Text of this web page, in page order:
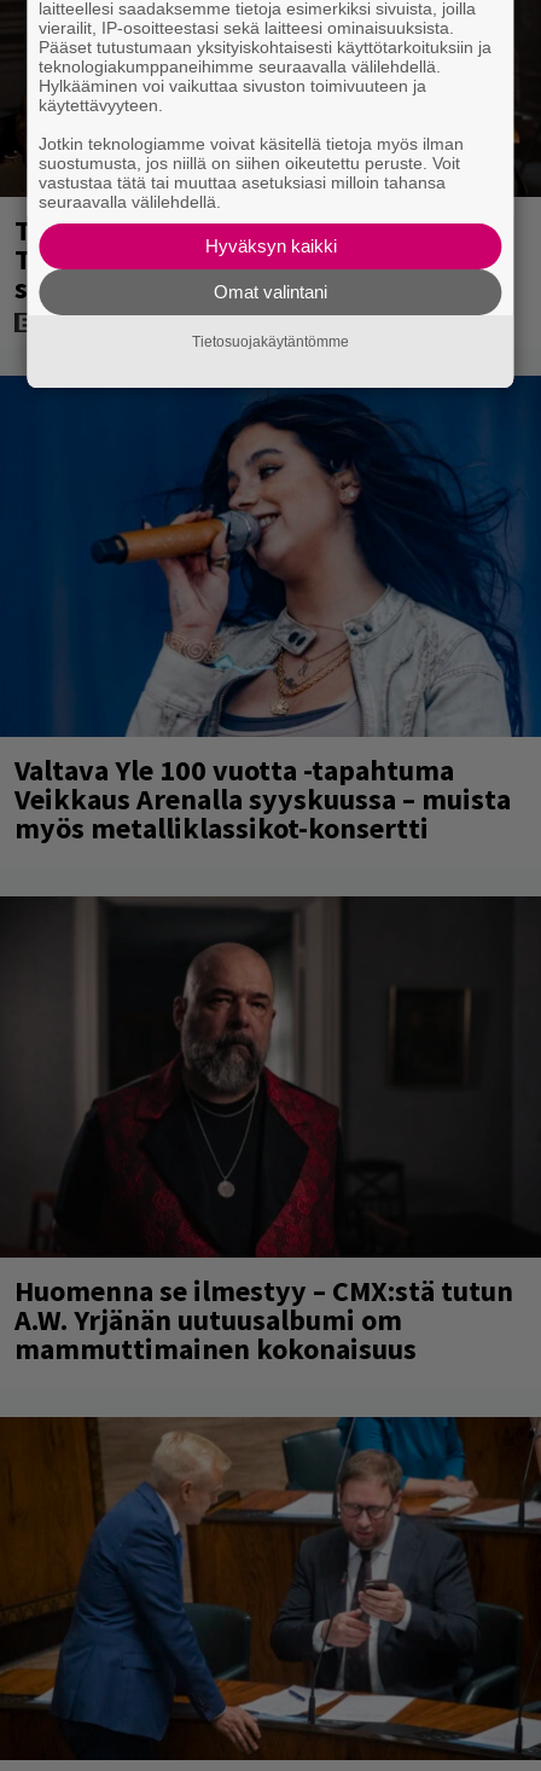
Tänään tv:ssä: Steven Spielbergin ja
Tom Cruisen kaveruus loppui 21 vuotta
sitten – Syynä Cruisen nolo käytös
Valtava Yle 100 vuotta -tapahtuma
Veikkaus Arenalla syyskuussa – muista
myös metalliklassikot-konsertti
Huomenna se ilmestyy – CMX:stä tutun
A.W. Yrjänän uutuusalbumi om
mammuttimainen kokonaisuus
laitteellesi saadaksemme tietoja esimerkiksi sivuista, joilla
vierailit, IP-osoitteestasi sekä laitteesi ominaisuuksista.
Pääset tutustumaan yksityiskohtaisesti käyttötarkoituksiin ja
teknologiakumppaneihimme seuraavalla välilehdellä.
Hylkääminen voi vaikuttaa sivuston toimivuuteen ja
käytettävyyteen.
Jotkin teknologiamme voivat käsitellä tietoja myös ilman
suostumusta, jos niillä on siihen oikeutettu peruste. Voit
vastustaa tätä tai muuttaa asetuksiasi milloin tahansa
seuraavalla välilehdellä.
Hyväksyn kaikki
Omat valintani
Tietosuojakäytäntömme